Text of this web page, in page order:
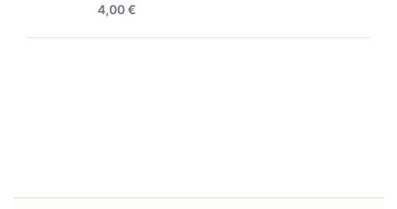
4,00€